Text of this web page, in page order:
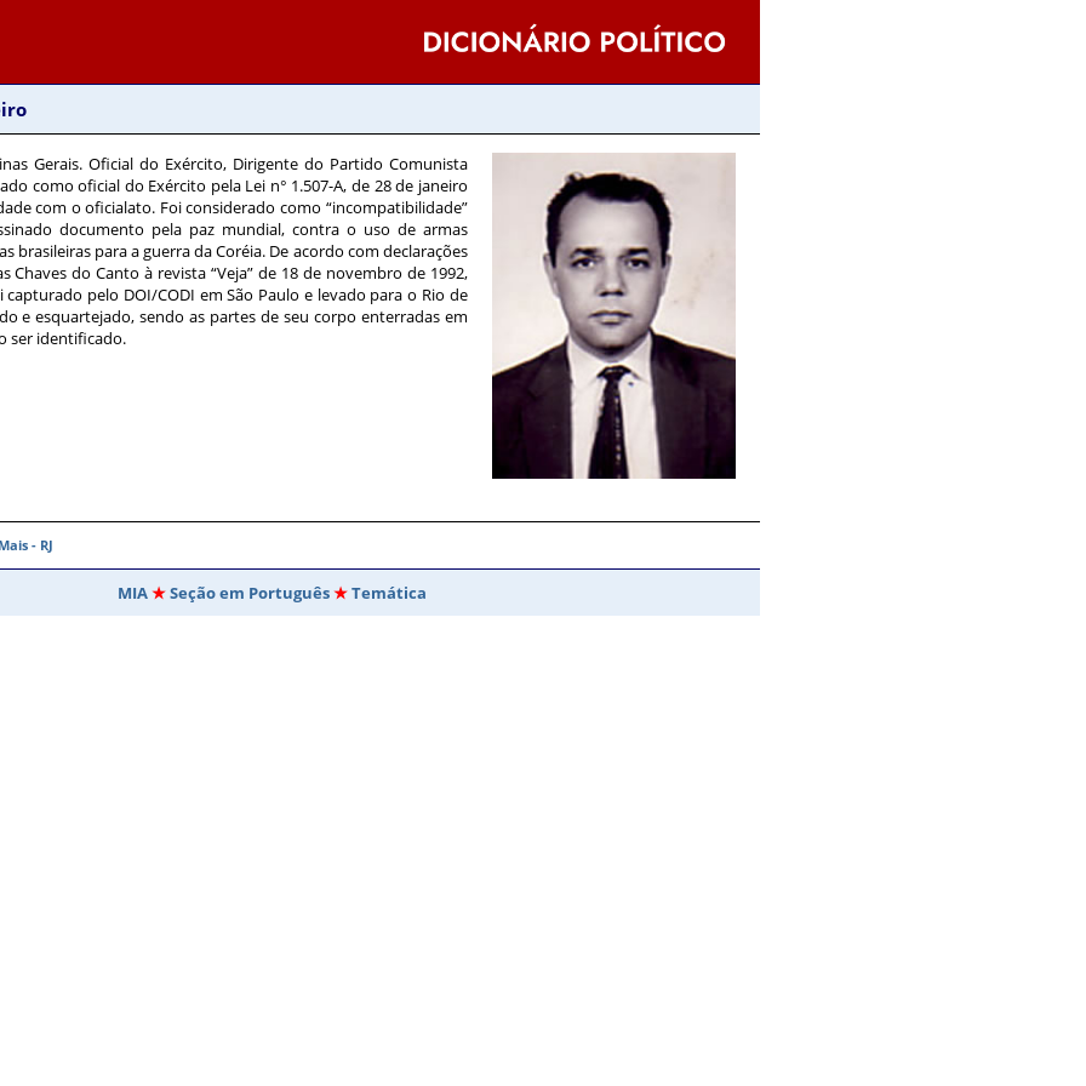
Gerais. Oficial do Exército, Dirigente do Partido Comunista
como oficial do Exército pela Lei n° 1.507-A, de 28 de janeiro
com o oficialato. Foi considerado como “incompatibilidade”
documento pela paz mundial, contra o uso de armas
brasileiras para a guerra da Coréia. De acordo com declarações
Chaves do Canto à revista “Veja” de 18 de novembro de 1992,
capturado pelo DOI/CODI em São Paulo e levado para o Rio de
e esquartejado, sendo as partes de seu corpo enterradas em
ser identificado.
- RJ
MIA Seção em Português Temática